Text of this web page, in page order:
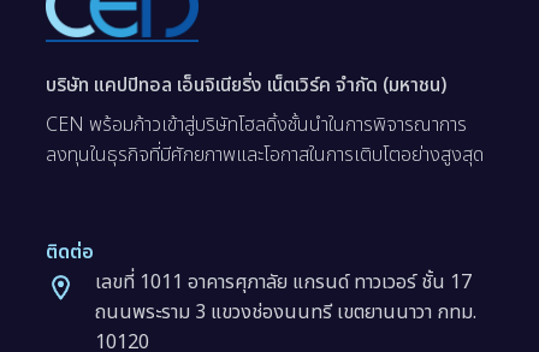
บริษัท แคปปิทอล เอ็นจิเนียริ่ง เน็ตเวิร์ค จำกัด (มหาชน)
CEN พร้อมก้าวเข้าสู่บริษัทโฮลดิ้งชั้นนำในการพิจารณาการ
ลงทุนในธุรกิจที่มีศักยภาพและโอกาสในการเติบโตอย่างสูงสุด
ติดต่อ
เลขที่ 1011 อาคารศุภาลัย แกรนด์ ทาวเวอร์ ชั้น 17
ถนนพระราม 3 แขวงช่องนนทรี เขตยานนาวา กทม.
10120